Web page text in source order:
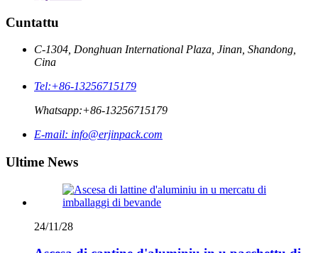
Cuntattu
C-1304, Donghuan International Plaza, Jinan, Shandong,
Cina
Tel:+86-13256715179
Whatsapp:+86-13256715179
E-mail: info@erjinpack.com
Ultime News
24/11/28